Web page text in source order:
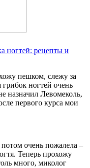
ногтей: рецепты и
пешком, слежу за
ногтей очень
назначил Левомеколь,
первого курса мои
очень пожалела –
Теперь прохожу
много, миколог